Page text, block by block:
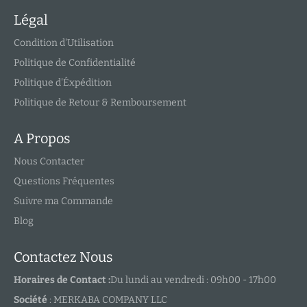
Légal
Condition d'Utilisation
Politique de Confidentialité
Politique d'Éxpédition
Politique de Retour & Remboursement
A Propos
Nous Contacter
Questions Fréquentes
Suivre ma Commande
Blog
Contactez Nous
Horaires de Contact :Du lundi au vendredi : 09h00 - 17h00
Société : MERKABA COMPANY LLC